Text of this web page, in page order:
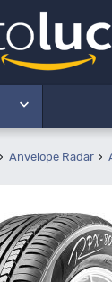
Anvelope Radar